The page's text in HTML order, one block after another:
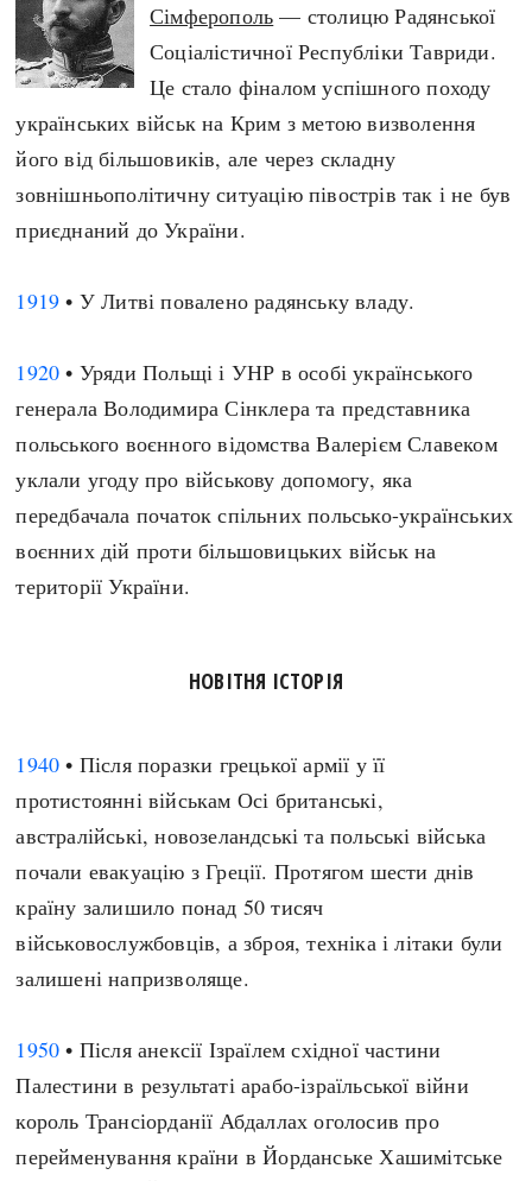
Сімферополь — столицю Радянської
Соціалістичної Республіки Тавриди.
Це стало фіналом успішного походу
українських військ на Крим з метою визволення
його від більшовиків, але через складну
зовнішньополітичну ситуацію півострів так і не був
приєднаний до України.
1919 • У Литві повалено радянську владу.
1920 • Уряди Польщі і УНР в особі українського
генерала Володимира Сінклера та представника
польського воєнного відомства Валерієм Славеком
уклали угоду про військову допомогу, яка
передбачала початок спільних польсько-українських
воєнних дій проти більшовицьких військ на
території України.
НОВІТНЯ ІСТОРІЯ
1940 • Після поразки грецької армії у її
протистоянні військам Осі британські,
австралійські, новозеландські та польські війська
почали евакуацію з Греції. Протягом шести днів
країну залишило понад 50 тисяч
військовослужбовців, а зброя, техніка і літаки були
залишені напризволяще.
1950 • Після анексії Ізраїлем східної частини
Палестини в результаті арабо-ізраїльської війни
король Трансіорданії Абдаллах оголосив про
перейменування країни в Йорданське Хашимітське